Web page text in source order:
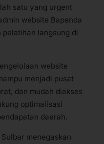
satu yang urgent
website Bapenda
langsung di
website
menjadi pusat
dan mudah diakses
optimalisasi
daerah.
menegaskan